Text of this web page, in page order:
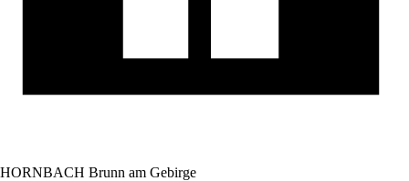
HORNBACH Brunn am Gebirge